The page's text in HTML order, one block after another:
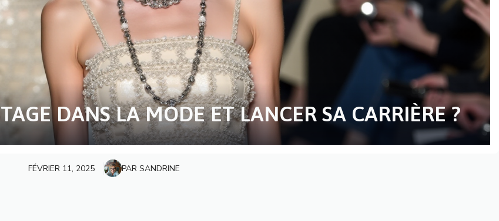
DANS LA MODE ET LANCER SA CARRIÈRE ?
FÉVRIER 11, 2025 PAR SANDRINE